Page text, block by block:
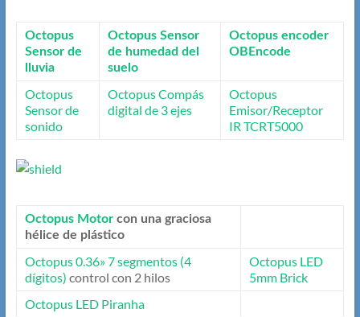
Octopus
Sensor de
lluvia
Octopus Sensor
de humedad del
suelo
Octopus encoder
OBEncode
Octopus
Sensor de
sonido
Octopus Compás
digital de 3 ejes
Octopus
Emisor/Receptor
IR TCRT5000
Octopus Motorcon una graciosa
hélice de plástico
Octopus 0.36» 7 segmentos (4
dígitos) control con 2 hilos
Octopus LED
5mm Brick
Octopus LED Piranha